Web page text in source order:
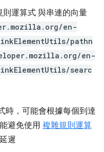
則運算式 與串連的向量
en-
pathn
en-
searc
時，可能會根據每個到達
避免使用 複雜規則運算
遲